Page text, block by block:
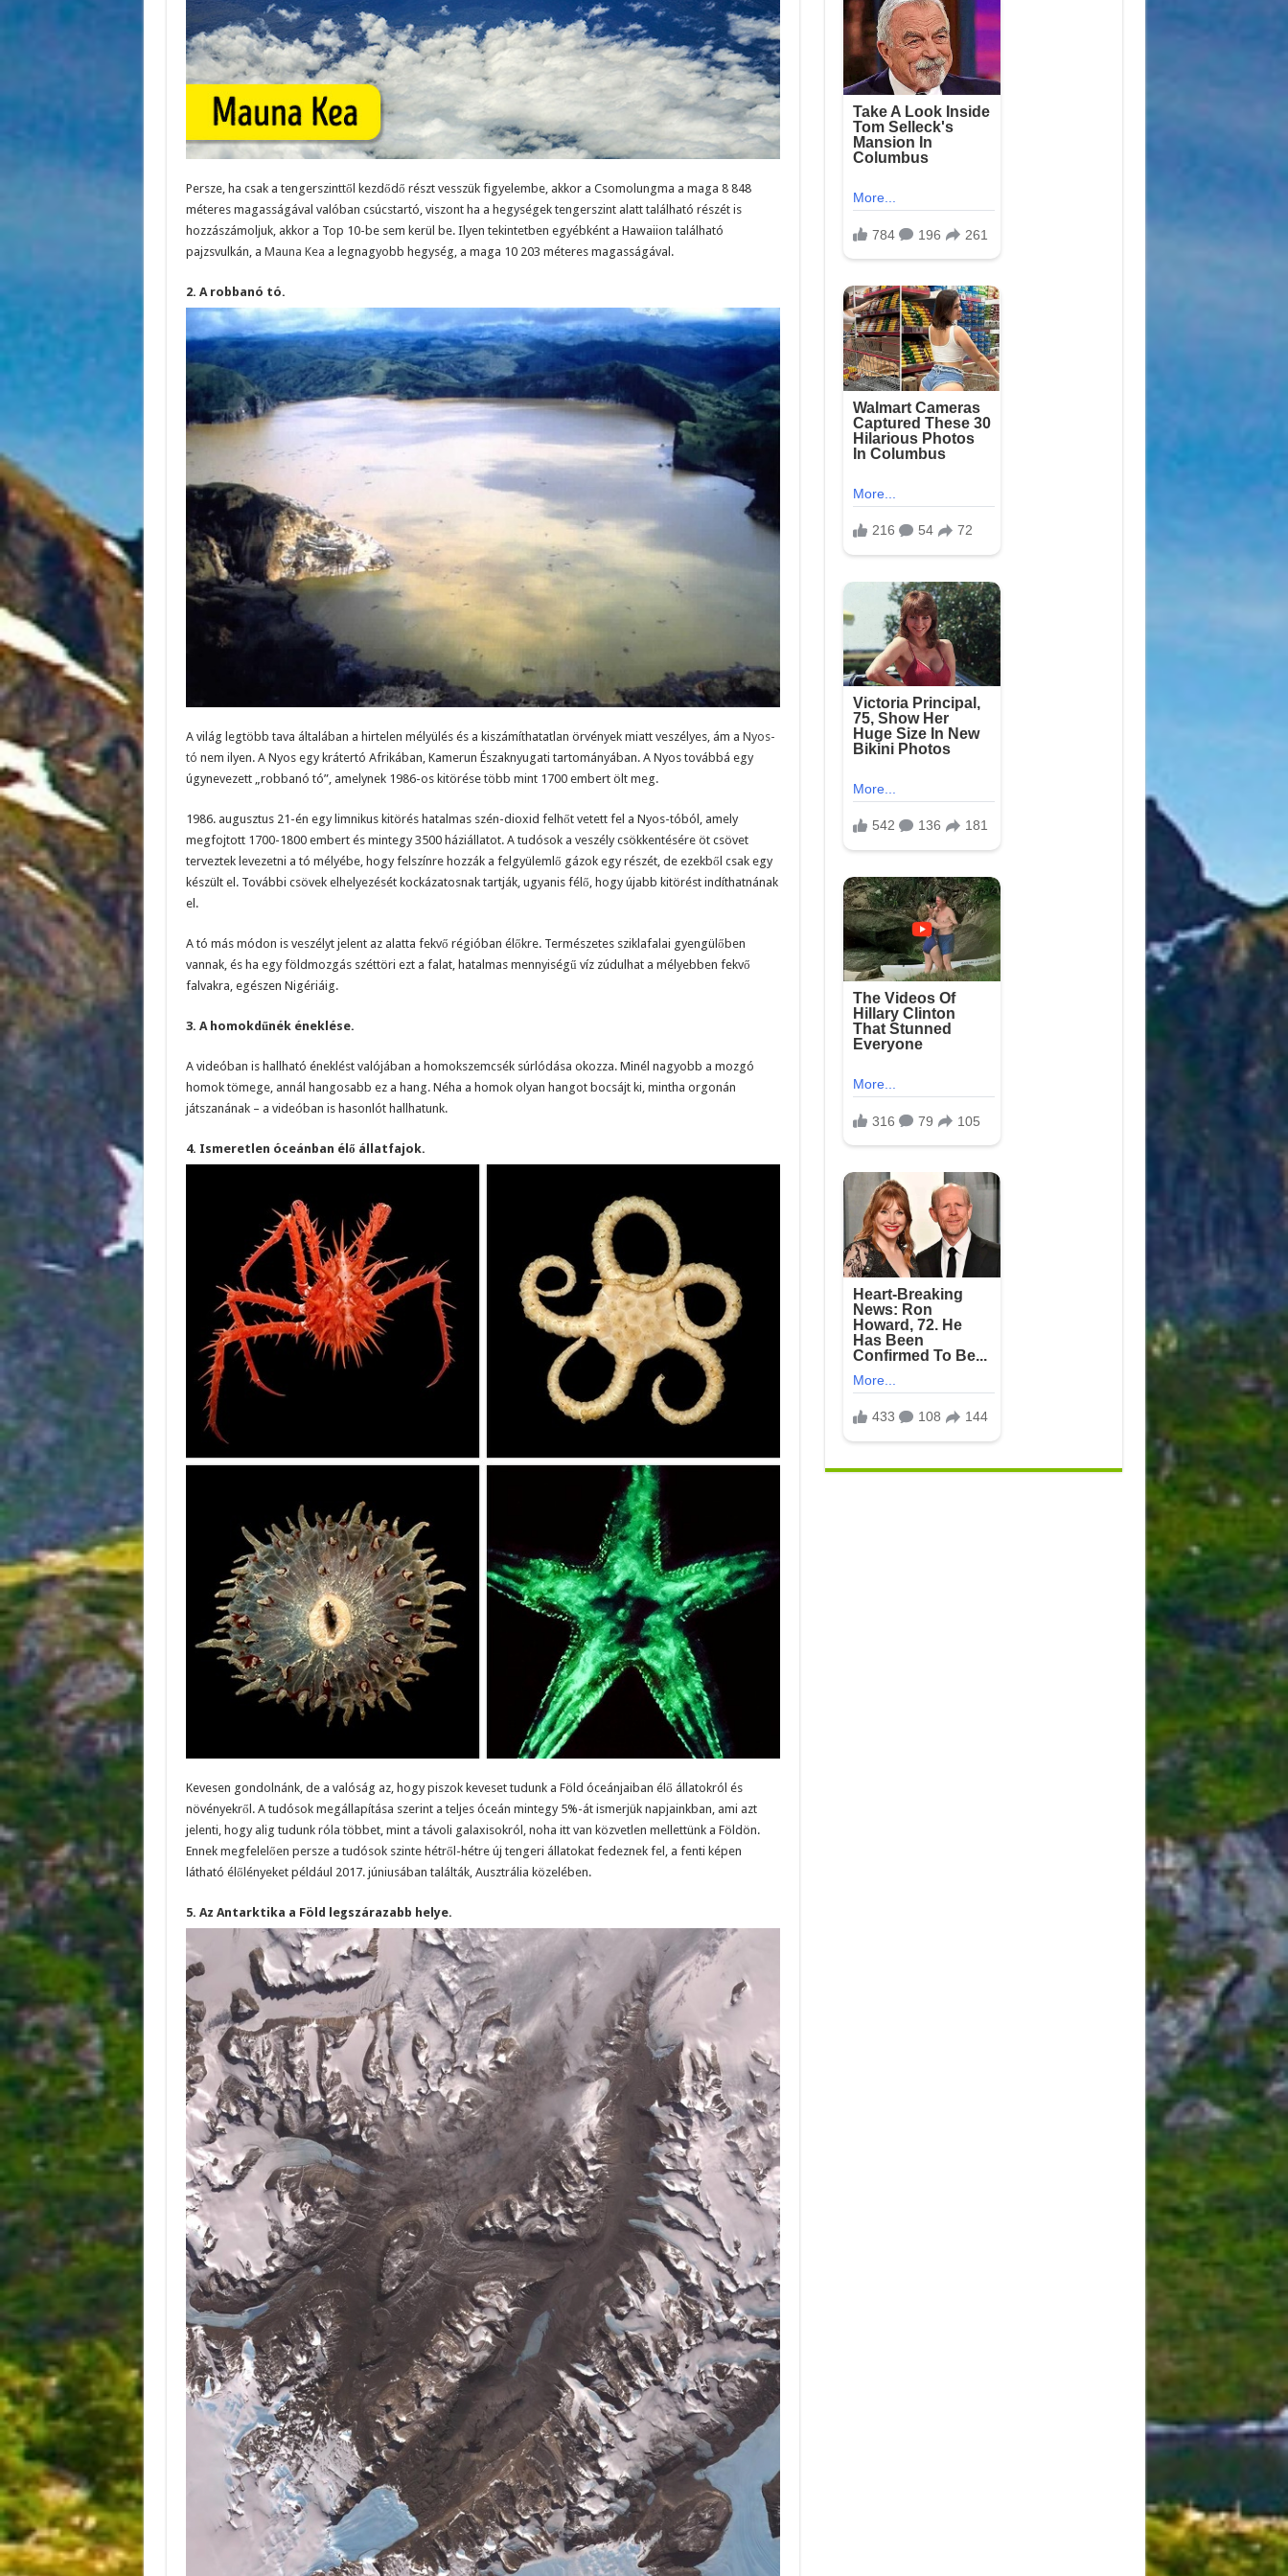
Persze, ha csak a tengerszinttől kezdődő részt vesszük figyelembe, akkor a Csomolungma a maga 8 848
méteres magasságával valóban csúcstartó, viszont ha a hegységek tengerszint alatt található részét is
hozzászámoljuk, akkor a Top 10-be sem kerül be. Ilyen tekintetben egyébként a Hawaiion található
pajzsvulkán, a Mauna Kea a legnagyobb hegység, a maga 10 203 méteres magasságával.
2. A robbanó tó.
A világ legtöbb tava általában a hirtelen mélyülés és a kiszámíthatatlan örvények miatt veszélyes, ám a Nyos-
tó nem ilyen. A Nyos egy krátertó Afrikában, Kamerun Északnyugati tartományában. A Nyos továbbá egy
úgynevezett „robbanó tó”, amelynek 1986-os kitörése több mint 1700 embert ölt meg.
1986. augusztus 21-én egy limnikus kitörés hatalmas szén-dioxid felhőt vetett fel a Nyos-tóból, amely
megfojtott 1700-1800 embert és mintegy 3500 háziállatot. A tudósok a veszély csökkentésére öt csövet
terveztek levezetni a tó mélyébe, hogy felszínre hozzák a felgyülemlő gázok egy részét, de ezekből csak egy
készült el. További csövek elhelyezését kockázatosnak tartják, ugyanis félő, hogy újabb kitörést indíthatnának
el.
A tó más módon is veszélyt jelent az alatta fekvő régióban élőkre. Természetes sziklafalai gyengülőben
vannak, és ha egy földmozgás széttöri ezt a falat, hatalmas mennyiségű víz zúdulhat a mélyebben fekvő
falvakra, egészen Nigériáig.
3. A homokdűnék éneklése.
A videóban is hallható éneklést valójában a homokszemcsék súrlódása okozza. Minél nagyobb a mozgó
homok tömege, annál hangosabb ez a hang. Néha a homok olyan hangot bocsájt ki, mintha orgonán
játszanának – a videóban is hasonlót hallhatunk.
4. Ismeretlen óceánban élő állatfajok.
Kevesen gondolnánk, de a valóság az, hogy piszok keveset tudunk a Föld óceánjaiban élő állatokról és
növényekről. A tudósok megállapítása szerint a teljes óceán mintegy 5%-át ismerjük napjainkban, ami azt
jelenti, hogy alig tudunk róla többet, mint a távoli galaxisokról, noha itt van közvetlen mellettünk a Földön.
Ennek megfelelően persze a tudósok szinte hétről-hétre új tengeri állatokat fedeznek fel, a fenti képen
látható élőlényeket például 2017. júniusában találták, Ausztrália közelében.
5. Az Antarktika a Föld legszárazabb helye.